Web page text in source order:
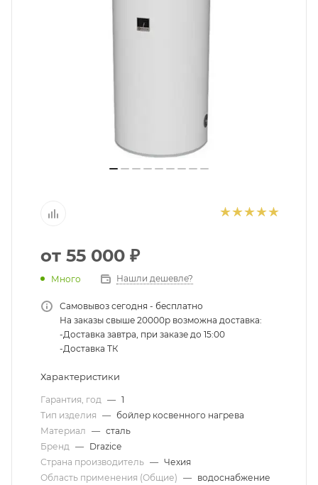
от 55 000 ₽
Много Нашли дешевле?
Самовывоз сегодня - бесплатно
На заказы свыше 20000р возможна доставка:
-Доставка завтра, при заказе до 15:00
-Доставка ТК
Характеристики
Гарантия, год — 1
Тип изделия — бойлер косвенного нагрева
Материал — сталь
Бренд — Drazice
Страна производитель — Чехия
Область применения (Общие) — водоснабжение
помогут с подбором.